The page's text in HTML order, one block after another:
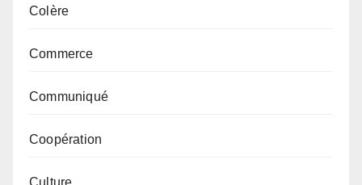
Colère
Commerce
Communiqué
Coopération
Culture